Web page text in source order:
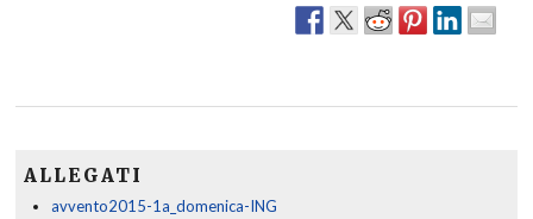
ALLEGATI
avvento2015-1a_domenica-ING